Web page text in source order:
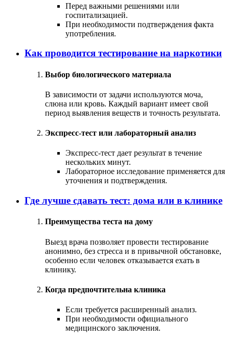
Перед важными решениями или
госпитализацией.
При необходимости подтверждения факта
употребления.
Как проводится тестирование на наркотики
Выбор биологического материала
В зависимости от задачи используются моча,
слюна или кровь. Каждый вариант имеет свой
период выявления веществ и точность результата.
Экспресс-тест или лабораторный анализ
Экспресс-тест дает результат в течение
нескольких минут.
Лабораторное исследование применяется для
уточнения и подтверждения.
Где лучше сдавать тест: дома или в клинике
Преимущества теста на дому
Выезд врача позволяет провести тестирование
анонимно, без стресса и в привычной обстановке,
особенно если человек отказывается ехать в
клинику.
Когда предпочтительна клиника
Если требуется расширенный анализ.
При необходимости официального
медицинского заключения.